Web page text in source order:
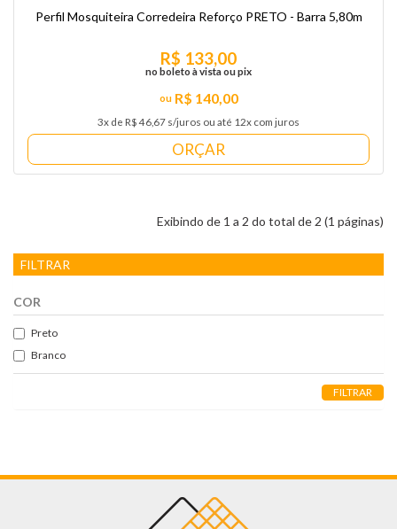
FILTRAR
COR
Preto
Branco
FILTRAR
Perfil Mosquiteira Corredeira Reforço PRETO - Barra 5,80m
R$ 140,00
3x de R$ 46,67 s/juros ou até 12x com juros
R$ 133,00
no boleto à vista ou pix
ORÇAR
Exibindo de 1 a 2 do total de 2 (1 páginas)